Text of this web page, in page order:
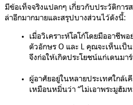
มีข้อเท็จจริงแปลกๆ เกี่ยวกับประวัติการ
ล่าอีกมากมายและสรุปบางส่วนไว้ดังนี้:
เมื่อวิเคราะห์โลโก้โดยมืออาชี
ตัวอักษร O และ L คุณจะเห็นเ
จึงก่อให้เกิดประโยชน์แก่เดนม
ผู้อาศัยอยู่ในหลายประเทศใกล้เ
เหมือนหมิ่นว่า “ไม่เอาพระมูฮัม